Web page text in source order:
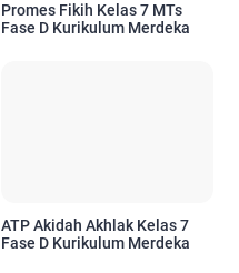
Promes Fikih Kelas 7 MTs
Fase D Kurikulum Merdeka
ATP Akidah Akhlak Kelas 7
Fase D Kurikulum Merdeka